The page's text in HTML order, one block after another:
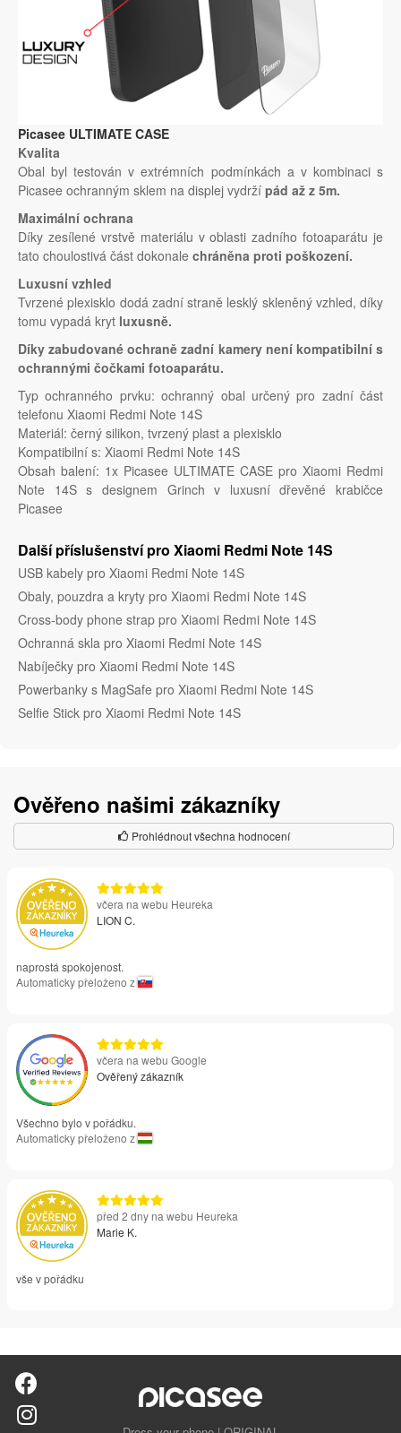
Picasee ULTIMATE CASE
Kvalita
Obal byl testován v extrémních podmínkách a v kombinaci s
Picasee ochranným sklem na displej vydrží pád až z 5m.
Maximální ochrana
Díky zesílené vrstvě materiálu v oblasti zadního fotoaparátu je
tato choulostivá část dokonale chráněna proti poškození.
Luxusní vzhled
Tvrzené plexisklo dodá zadní straně lesklý skleněný vzhled, díky
tomu vypadá kryt luxusně.
Díky zabudované ochraně zadní kamery není kompatibilní s
ochrannými čočkami fotoaparátu.
Typ ochranného prvku: ochranný obal určený pro zadní část
telefonu Xiaomi Redmi Note 14S
Materiál: černý silikon, tvrzený plast a plexisklo
Kompatibilní s: Xiaomi Redmi Note 14S
Obsah balení: 1x Picasee ULTIMATE CASE pro Xiaomi Redmi
Note 14S s designem Grinch v luxusní dřevěné krabičce
Picasee
Další příslušenství pro Xiaomi Redmi Note 14S
USB kabely pro Xiaomi Redmi Note 14S
Obaly, pouzdra a kryty pro Xiaomi Redmi Note 14S
Cross-body phone strap pro Xiaomi Redmi Note 14S
Ochranná skla pro Xiaomi Redmi Note 14S
Nabíječky pro Xiaomi Redmi Note 14S
Powerbanky s MagSafe pro Xiaomi Redmi Note 14S
Selfie Stick pro Xiaomi Redmi Note 14S
Ověřeno našimi zákazníky
Prohlédnout všechna hodnocení
včera na webu Heureka
LION C.
naprostá spokojenost.
Automaticky přeloženo z
včera na webu Google
Ověřený zákazník
Všechno bylo v pořádku.
Automaticky přeloženo z
před 2 dny na webu Heureka
Marie K.
vše v pořádku